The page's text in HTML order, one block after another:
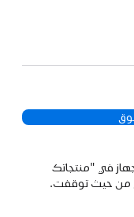
في "منتجاتك
من حيث توقفت.